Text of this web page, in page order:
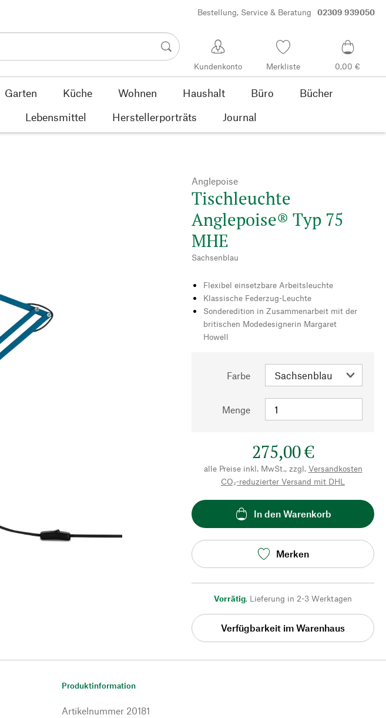
Bestellung, Service & Beratung 02309 939050
Kundenkonto Merkliste 0,00 €
Garten Küche Wohnen Haushalt Büro
Bücher
Lebensmittel Herstellerporträts Journal
Anglepoise
Tischleuchte
Anglepoise® Typ 75
MHE
Sachsenblau
Flexibel einsetzbare Arbeitsleuchte
Klassische Federzug-Leuchte
Sonderedition in Zusammenarbeit mit der
britischen Modedesignerin Margaret
Howell
Farbe
Menge
275,00 €
alle Preise inkl. MwSt., zzgl. Versandkosten
CO₂-reduzierter Versand mit DHL
In den Warenkorb
Merken
Vorrätig, Lieferung in 2-3 Werktagen
Verfügbarkeit im Warenhaus
Produktinformation
Artikelnummer 20181